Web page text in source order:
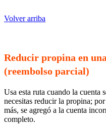
Volver arriba
Reducir propina en
(reembolso parcial)
Usa esta ruta cuando la cuenta
necesitas reducir la propina;
más, se agregó a la cuenta
completo.